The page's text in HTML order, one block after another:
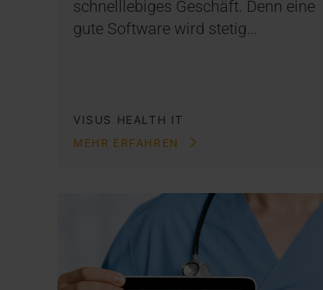
schnelllebiges Geschäft. Denn eine
gute Software wird stetig…
VISUS HEALTH IT
MEHR ERFAHREN